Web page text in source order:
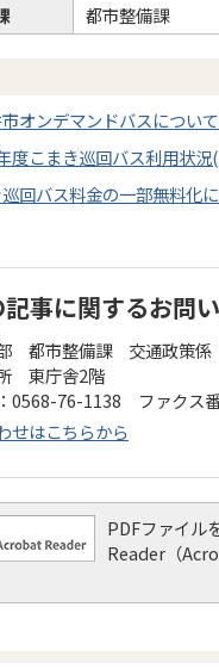
都市整備課
オンデマンドバスについ
度こまき巡回バス利用状
回バス料金の一部無料化
記事に関するお問
都市整備課 交通政策係
東庁舎2階
0568-76-1138 ファクス
せはこちらから
PDFファイル
Reader（